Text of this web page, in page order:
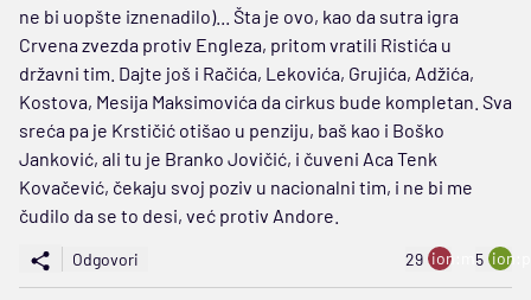
ne bi uopšte iznenadilo)... Šta je ovo, kao da sutra igra
Crvena zvezda protiv Engleza, pritom vratili Ristića u
državni tim. Dajte još i Račića, Lekovića, Grujića, Adžića,
Kostova, Mesija Maksimovića da cirkus bude kompletan. Sva
sreća pa je Krstičić otišao u penziju, baš kao i Boško
Janković, ali tu je Branko Jovičić, i čuveni Aca Tenk
Kovačević, čekaju svoj poziv u nacionalni tim, i ne bi me
čudilo da se to desi, već protiv Andore.
Odgovori 29 ion:minus
5